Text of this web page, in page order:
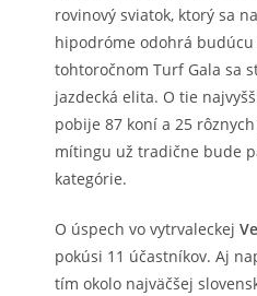
rovinový sviatok, ktorý sa
hipodróme odohrá
tohtoročnom Turf Gala sa
jazdecká elita. O tie
pobije 87 koní a 25
mítingu už tradične bude
kategórie.
O úspech vo vytrvaleckej
pokúsi 11 účastníkov. Aj
tím okolo najväčšej